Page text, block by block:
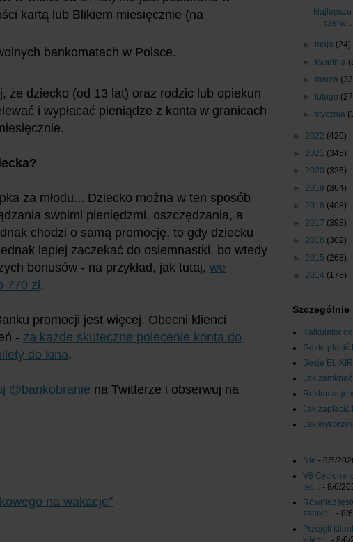
kartą lub Blikiem miesięcznie (na
bankomatach w Polsce.
że dziecko (od 13 lat) oraz rodzic lub opiekun
i wypłacać pieniądze z konta w granicach
za młodu... Dziecko można w ten sposób
swoimi pieniędzmi, oszczędzania, a
chodzi o samą promocję, to gdy dziecku
lepiej zaczekać do osiemnastki, bo wtedy
bonusów - na przykład, jak tutaj, we
770 zł.
promocji jest więcej. Obecni klienci
- za każde skuteczne polecenie konta do
do kina.
@bankobranie na Twitterze i obserwuj na
na wakacje"
czerwi...
► maja (24)
►
kwietnia
► marca
►
lutego
► stycznia
► 2022 (420)
► 2021 (345)
► 2020 (326)
► 2019 (364)
► 2018 (408)
► 2017 (398)
► 2016 (302)
► 2015 (268)
► 2014 (178)
Szczególnie
Kalkulator
Gdzie płacić
Sesje ELIXIR
Jak
Reklamacje
Jak
Jak
Nie - 8/6/
V8 Cyclone
tec... - 8/6/
Również
zamkn... - 8/
Przejęli